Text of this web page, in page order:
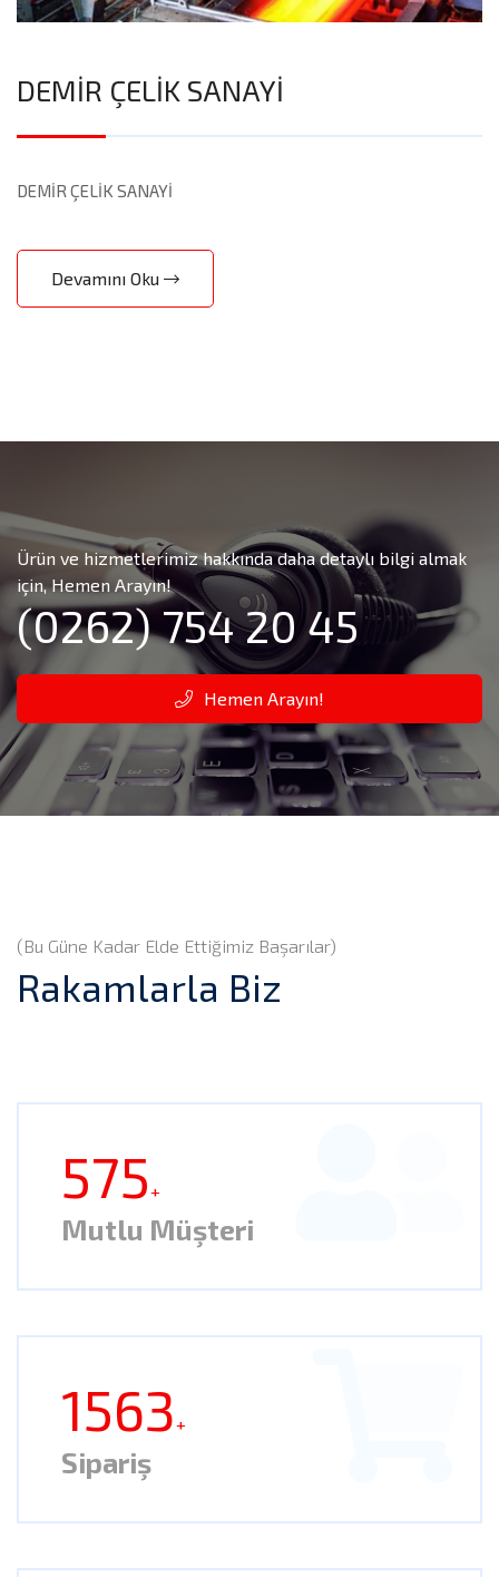
DEMİR ÇELİK SANAYİ
DEMİR ÇELİK SANAYİ
Devamını Oku
Ürün ve hizmetlerimiz hakkında daha detaylı bilgi almak
için, Hemen Arayın!
(0262) 754 20 45
Hemen Arayın!
(Bu Güne Kadar Elde Ettiğimiz Başarılar)
Rakamlarla Biz
575+
Mutlu Müşteri
1563+
Sipariş